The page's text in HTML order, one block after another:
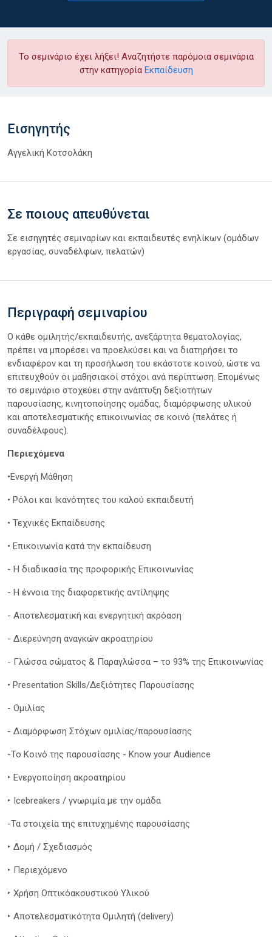
Το σεμινάριο έχει λήξει! Αναζητήστε παρόμοια σεμινάρια
στην κατηγορία Εκπαίδευση
Εισηγητής
Αγγελική Κοτσολάκη
Σε ποιους απευθύνεται
Σε εισηγητές σεμιναρίων και εκπαιδευτές ενηλίκων (ομάδων
εργασίας, συναδέλφων, πελατών)
Περιγραφή σεμιναρίου
Ο κάθε ομιλητής/εκπαιδευτής, ανεξάρτητα θεματολογίας,
πρέπει να μπορέσει να προελκύσει και να διατηρήσει το
ενδιαφέρον και τη προσήλωση του εκάστοτε κοινού, ώστε να
επιτευχθούν οι μαθησιακοί στόχοι ανά περίπτωση. Επομένως
το σεμινάριο στοχεύει στην ανάπτυξη δεξιοτήτων
παρουσίασης, κινητοποίησης ομάδας, διαμόρφωσης υλικού
και αποτελεσματικής επικοινωνίας σε κοινό (πελάτες ή
συναδέλφους).
Περιεχόμενα
•Ενεργή Μάθηση
• Ρόλοι και Ικανότητες του καλού εκπαιδευτή
• Τεχνικές Εκπαίδευσης
• Επικοινωνία κατά την εκπαίδευση
- Η διαδικασία της προφορικής Επικοινωνίας
- Η έννοια της διαφορετικής αντίληψης
- Αποτελεσματική και ενεργητική ακρόαση
- Διερεύνηση αναγκών ακροατηρίου
- Γλώσσα σώματος & Παραγλώσσα – το 93% της Επικοινωνίας
• Presentation Skills/Δεξιότητες Παρουσίασης
- Ομιλίας
- Διαμόρφωση Στόχων ομιλίας/παρουσίασης
-Το Κοινό της παρουσίασης - Know your Audience
‣ Ενεργοποίηση ακροατηρίου
‣ Icebreakers / γνωριμία με την ομάδα
-Τα στοιχεία της επιτυχημένης παρουσίασης
‣ Δομή / Σχεδιασμός
‣ Περιεχόμενο
‣ Χρήση Οπτικόακουστικού Υλικού
‣ Αποτελεσματικότητα Ομιλητή (delivery)